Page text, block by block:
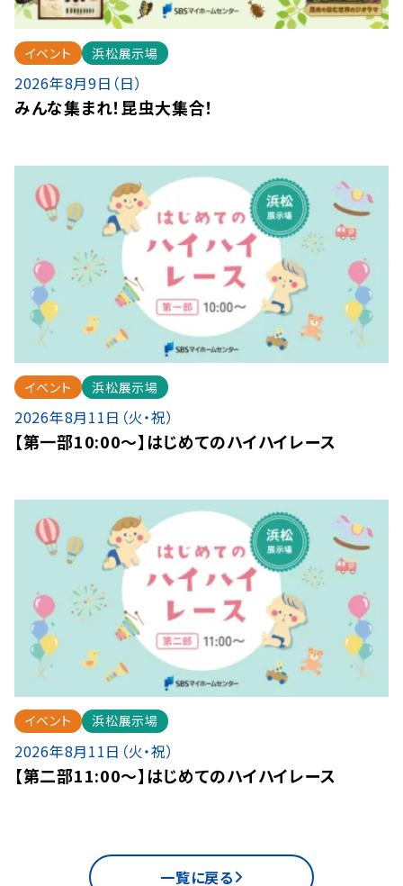
イベント 浜松展示場
2026年8月9日（日）
みんな集まれ！昆虫大集合！
イベント 浜松展示場
2026年8月11日（火・祝）
【第一部10:00～】はじめてのハイハイレース
イベント 浜松展示場
2026年8月11日（火・祝）
【第二部11:00～】はじめてのハイハイレース
一覧に戻る